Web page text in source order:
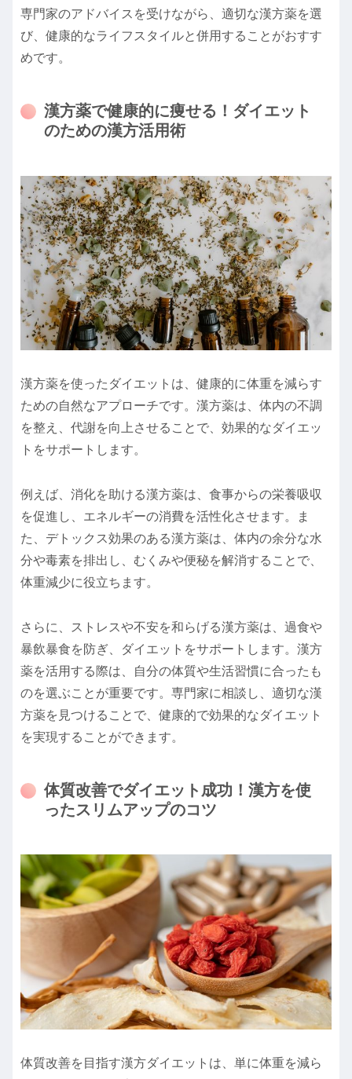
専門家のアドバイスを受けながら、適切な漢方薬を選
び、健康的なライフスタイルと併用することがおすす
めです。
漢方薬で健康的に痩せる！ダイエット
のための漢方活用術
漢方薬を使ったダイエットは、健康的に体重を減らす
ための自然なアプローチです。漢方薬は、体内の不調
を整え、代謝を向上させることで、効果的なダイエッ
トをサポートします。
例えば、消化を助ける漢方薬は、食事からの栄養吸収
を促進し、エネルギーの消費を活性化させます。ま
た、デトックス効果のある漢方薬は、体内の余分な水
分や毒素を排出し、むくみや便秘を解消することで、
体重減少に役立ちます。
さらに、ストレスや不安を和らげる漢方薬は、過食や
暴飲暴食を防ぎ、ダイエットをサポートします。漢方
薬を活用する際は、自分の体質や生活習慣に合ったも
のを選ぶことが重要です。専門家に相談し、適切な漢
方薬を見つけることで、健康的で効果的なダイエット
を実現することができます。
体質改善でダイエット成功！漢方を使
ったスリムアップのコツ
体質改善を目指す漢方ダイエットは、単に体重を減ら